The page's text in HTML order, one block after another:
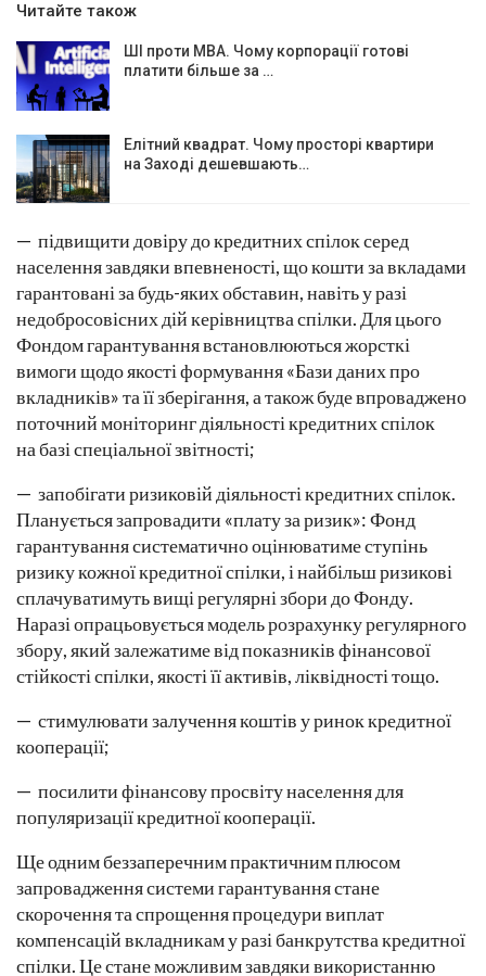
Читайте також
ШІ проти MBA. Чому корпорації готові
платити більше за …
Елітний квадрат. Чому просторі квартири
на Заході дешевшають…
— підвищити довіру до кредитних спілок серед
населення завдяки впевненості, що кошти за вкладами
гарантовані за будь-яких обставин, навіть у разі
недобросовісних дій керівництва спілки. Для цього
Фондом гарантування встановлюються жорсткі
вимоги щодо якості формування «Бази даних про
вкладників» та її зберігання, а також буде впроваджено
поточний моніторинг діяльності кредитних спілок
на базі спеціальної звітності;
— запобігати ризиковій діяльності кредитних спілок.
Планується запровадити «плату за ризик»: Фонд
гарантування систематично оцінюватиме ступінь
ризику кожної кредитної спілки, і найбільш ризикові
сплачуватимуть вищі регулярні збори до Фонду.
Наразі опрацьовується модель розрахунку регулярного
збору, який залежатиме від показників фінансової
стійкості спілки, якості її активів, ліквідності тощо.
— стимулювати залучення коштів у ринок кредитної
кооперації;
— посилити фінансову просвіту населення для
популяризації кредитної кооперації.
Ще одним беззаперечним практичним плюсом
запровадження системи гарантування стане
скорочення та спрощення процедури виплат
компенсацій вкладникам у разі банкрутства кредитної
спілки. Це стане можливим завдяки використанню